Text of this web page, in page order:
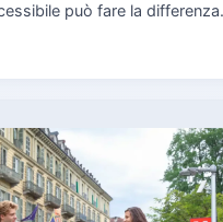
può fare la differenza